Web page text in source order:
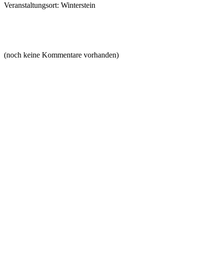
Veranstaltungsort: Winterstein
(noch keine Kommentare vorhanden)